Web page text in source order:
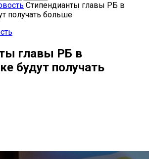
Стипендианты главы РБ в
получать больше
главы РБ в
будут получать